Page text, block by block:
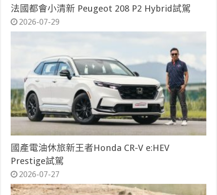
法國都會小清新 Peugeot 208 P2 Hybrid試駕
2026-07-29
國產電油休旅新王者Honda CR-V e:HEV
Prestige試駕
2026-07-27